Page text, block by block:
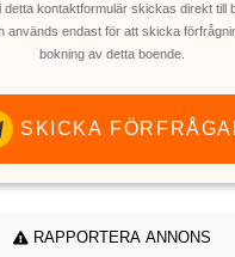
detta kontaktformulär skickas direkt till
används endast för att skicka
bokning av detta boende.
SKICKA
RAPPORTERA ANNONS